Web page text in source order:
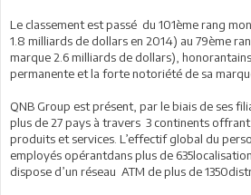
Le classement est passé du 101ème rang
1.8 milliards de dollars en 2014) au 79ème
marque 2.6 milliards de dollars),
permanente et la forte notoriété de sa
QNB Group est présent, par le biais de ses
plus de 27 pays à travers 3 continents
produits et services. L’effectif global du
employés opérantdans plus de
dispose d’un réseau ATM de plus de